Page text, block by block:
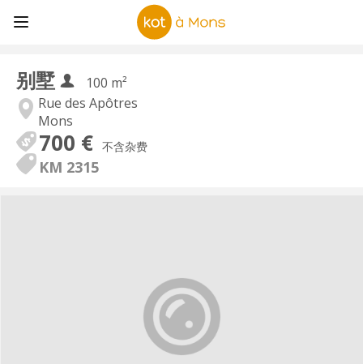
别墅
100 m²
Rue des Apôtres
Mons
700 € 不含杂费
KM 2315